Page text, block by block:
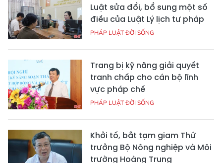
Luật sửa đổi, bổ sung một số
điều của Luật Lý lịch tư pháp
PHÁP LUẬT ĐỜI SỐNG
Trang bị kỹ năng giải quyết
tranh chấp cho cán bộ lĩnh
vực pháp chế
PHÁP LUẬT ĐỜI SỐNG
Khởi tố, bắt tạm giam Thứ
trưởng Bộ Nông nghiệp và Môi
trường Hoàng Trung